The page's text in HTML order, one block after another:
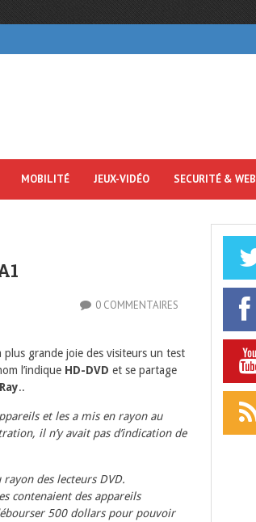
MOBILITÉ JEUX-VIDÉO SECURITÉ & WEB
0 COMMENTAIRES
plus grande joie des visiteurs un test
l’indique HD-DVD et se partage
..
et les a mis en rayon au
il n’y avait pas d’indication de
des lecteurs DVD.
contenaient des appareils
500 dollars pour pouvoir